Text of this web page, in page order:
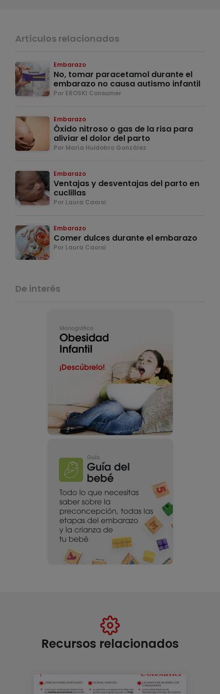
Artículos relacionados
Embarazo
No, tomar paracetamol durante el
embarazo no causa autismo infantil
Por EROSKI Consumer
Embarazo
Óxido nitroso o gas de la risa para
aliviar el dolor del parto
Por María Huidobro González
Embarazo
Ventajas y desventajas del parto en
cuclillas
Por Laura Caorsi
Embarazo
Comer dulces durante el embarazo
Por Laura Caorsi
De interés
Recursos relacionados